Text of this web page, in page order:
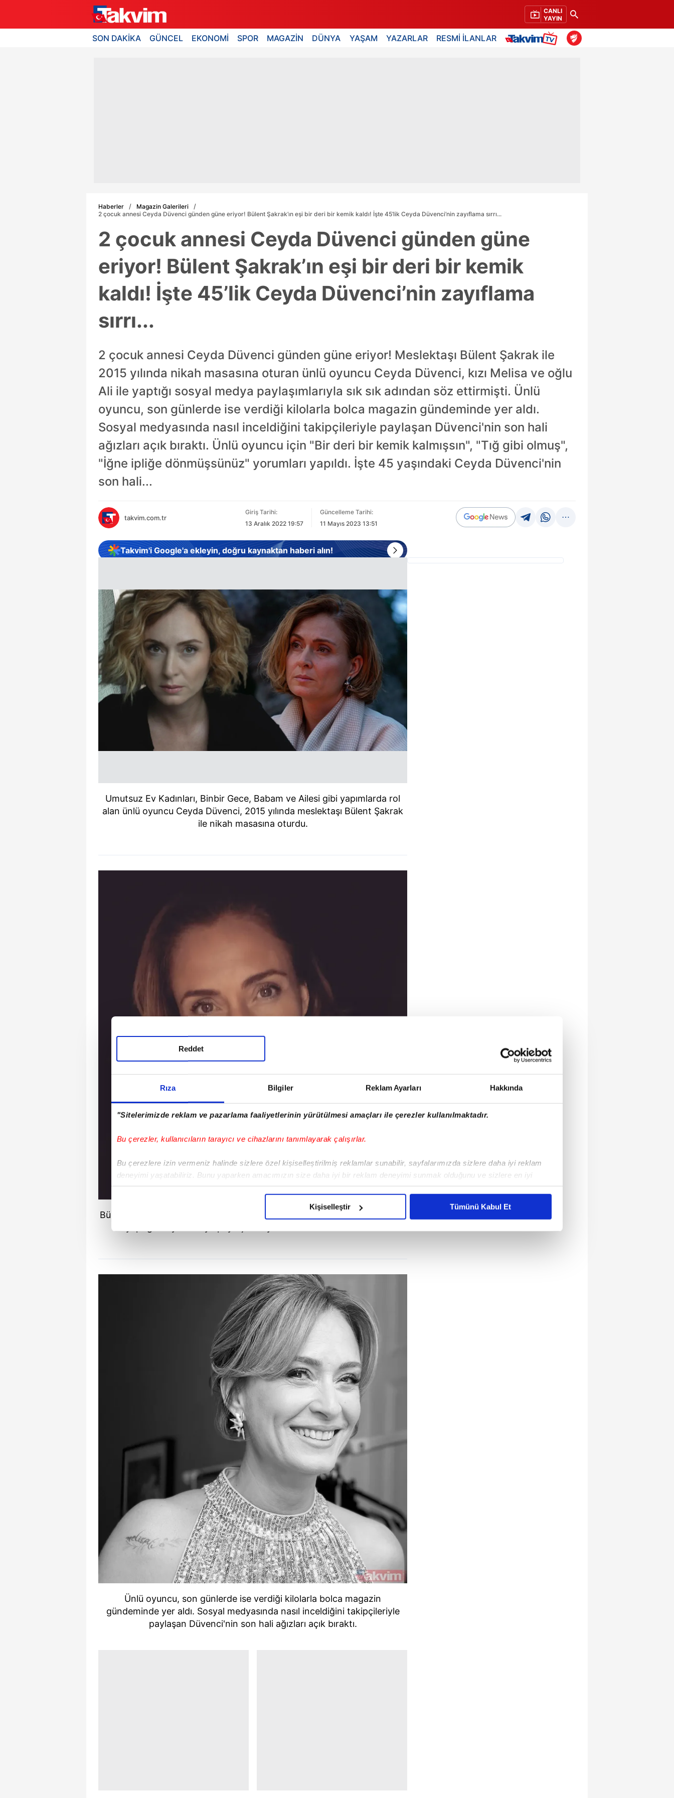
Rıza Bilgiler Reklam Ayarları Hakkında
"Sitelerimizde reklam ve pazarlama faaliyetlerinin yürütülmesi amaçları ile çerezler kullanılmaktadır.
Bu çerezler, kullanıcıların tarayıcı ve cihazlarını tanımlayarak çalışırlar.
Bu çerezlere izin vermeniz halinde sizlere özel kişiselleştirilmiş reklamlar sunabilir, sayfalarımızda sizlere daha iyi reklam
deneyimi yaşatabiliriz. Bunu yaparken amacımızın size daha iyi bir reklam deneyimi sunmak olduğunu ve sizlere en iyi
içerikleri sunabilmek adına elimizden gelen çabayı gösterdiğimizi ve bu noktada, reklamların maliyetlerimizi karşılamak
çerezler vasıtasıyla çeşitli kişisel verileriniz işlenmekte olup gerekli olan çerezler bilgi toplumu hizmetlerinin sunulması
reklam/pazarlama faaliyetlerinin yapılması, amaçlarıyla sınırlı olarak açık rızanız dahilinde kullanılacaktır.
Çerezlere ilişkin tercihlerinizi aşağıda yer alan panel vasıtasıyla belirleyebilirsiniz. Çerezlere ilişkin detaylı bilgi için Ayarlar
Çerez Bilgilendirme Metnimiziziyaret edebilirsiniz.
6698 sayılı Kişisel Verilerin Korunması Kanunu uyarınca hazırlanmış Aydınlatma Metnimizi okumak ve sitemizde ilgili
mevzuata uygun olarak kullanılan çerezlerle ilgili bilgi almak için lütfen
tıklayınız
Reddet
Kişiselleştir Tümünü Kabul Et
CANLI
YAYIN
SON DAKİKA GÜNCEL EKONOMİ SPOR MAGAZİN DÜNYA YAŞAM YAZARLAR RESMİ İLANLAR
Haberler
Magazin Galerileri
2 çocuk annesi Ceyda Düvenci günden güne eriyor! Bülent Şakrak’ın eşi bir deri bir kemik kaldı! İşte 45’lik Ceyda Düvenci’nin zayıflama sırrı...
2 çocuk annesi Ceyda Düvenci günden güne
eriyor! Bülent Şakrak’ın eşi bir deri bir kemik
kaldı! İşte 45’lik Ceyda Düvenci’nin zayıflama
sırrı...
2 çocuk annesi Ceyda Düvenci günden güne eriyor! Meslektaşı Bülent Şakrak ile
2015 yılında nikah masasına oturan ünlü oyuncu Ceyda Düvenci, kızı Melisa ve oğlu
Ali ile yaptığı sosyal medya paylaşımlarıyla sık sık adından söz ettirmişti. Ünlü
oyuncu, son günlerde ise verdiği kilolarla bolca magazin gündeminde yer aldı.
Sosyal medyasında nasıl inceldiğini takipçileriyle paylaşan Düvenci'nin son hali
ağızları açık bıraktı. Ünlü oyuncu için "Bir deri bir kemik kalmışsın", "Tığ gibi olmuş",
"İğne ipliğe dönmüşsünüz" yorumları yapıldı. İşte 45 yaşındaki Ceyda Düvenci'nin
son hali...
takvim.com.tr
Giriş Tarihi:
13 Aralık 2022 19:57
Güncelleme Tarihi:
11 Mayıs 2023 13:51
Takvim'i Google'a ekleyin, doğru kaynaktan haberi alın!
Umutsuz Ev Kadınları, Binbir Gece, Babam ve Ailesi gibi yapımlarda rol
alan ünlü oyuncu Ceyda Düvenci, 2015 yılında meslektaşı Bülent Şakrak
ile nikah masasına oturdu.
Bülent Şakrak ile mutlu bir evlilik sürdüren Düvenci, kızı Melisa ve oğlu Ali
Ünlü oyuncu, son günlerde ise verdiği kilolarla bolca magazin
gündeminde yer aldı. Sosyal medyasında nasıl inceldiğini takipçileriyle
paylaşan Düvenci'nin son hali ağızları açık bıraktı.